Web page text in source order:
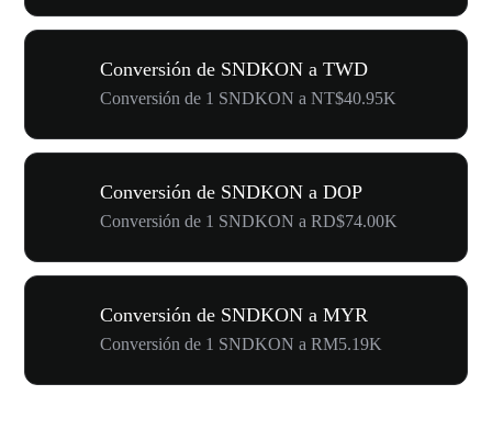
Conversión de SNDKON a TWD
Conversión de 1 SNDKON a NT$40.95K
Conversión de SNDKON a DOP
Conversión de 1 SNDKON a RD$74.00K
Conversión de SNDKON a MYR
Conversión de 1 SNDKON a RM5.19K